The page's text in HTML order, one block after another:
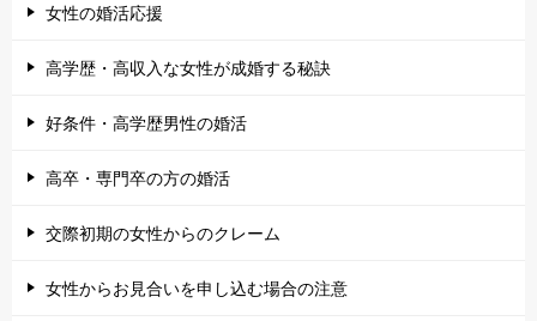
女性の婚活応援
高学歴・高収入な女性が成婚する秘訣
好条件・高学歴男性の婚活
高卒・専門卒の方の婚活
交際初期の女性からのクレーム
女性からお見合いを申し込む場合の注意